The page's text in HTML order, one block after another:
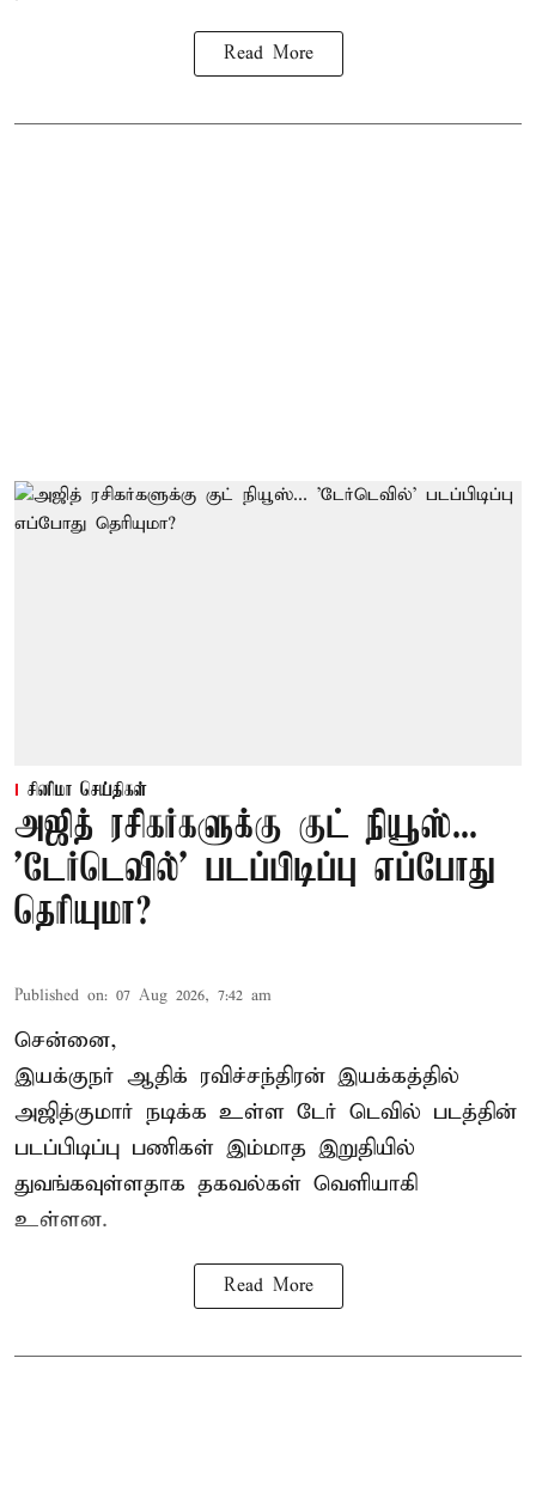
Read More
சினிமா செய்திகள்
அஜித் ரசிகர்களுக்கு குட் நியூஸ்...
'டேர்டெவில்' படப்பிடிப்பு எப்போது
தெரியுமா?
Published on: 07 Aug 2026, 7:42 am
சென்னை,
இயக்குநர் ஆதிக் ரவிச்சந்திரன் இயக்கத்தில்
அஜித்குமார் நடிக்க உள்ள டேர் டெவில் படத்தின்
படப்பிடிப்பு பணிகள் இம்மாத இறுதியில்
துவங்கவுள்ளதாக தகவல்கள் வெளியாகி
உள்ளன.
Read More